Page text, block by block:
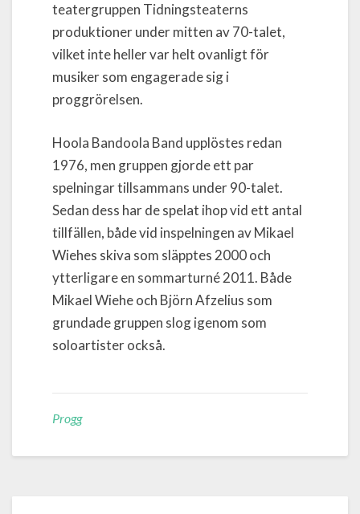
teatergruppen Tidningsteaterns
produktioner under mitten av 70-talet,
vilket inte heller var helt ovanligt för
musiker som engagerade sig i
proggrörelsen.
Hoola Bandoola Band upplöstes redan
1976, men gruppen gjorde ett par
spelningar tillsammans under 90-talet.
Sedan dess har de spelat ihop vid ett antal
tillfällen, både vid inspelningen av Mikael
Wiehes skiva som släpptes 2000 och
ytterligare en sommarturné 2011. Både
Mikael Wiehe och Björn Afzelius som
grundade gruppen slog igenom som
soloartister också.
Progg